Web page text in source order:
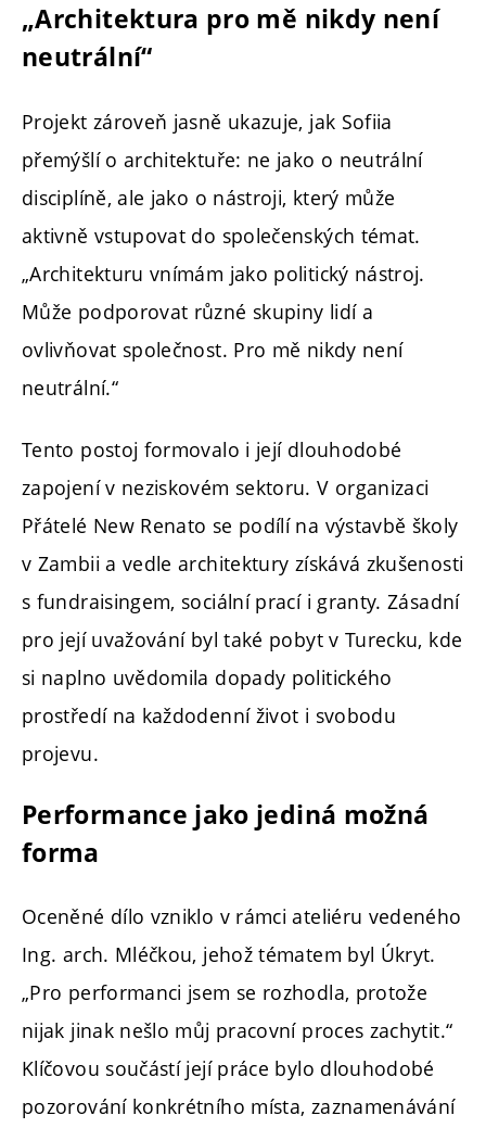
„Architektura pro mě nikdy není
neutrální“
Projekt zároveň jasně ukazuje, jak Sofiia
přemýšlí o architektuře: ne jako o neutrální
disciplíně, ale jako o nástroji, který může
aktivně vstupovat do společenských témat.
„Architekturu vnímám jako politický nástroj.
Může podporovat různé skupiny lidí a
ovlivňovat společnost. Pro mě nikdy není
neutrální.“
Tento postoj formovalo i její dlouhodobé
zapojení v neziskovém sektoru. V organizaci
Přátelé New Renato se podílí na výstavbě školy
v Zambii a vedle architektury získává zkušenosti
s fundraisingem, sociální prací i granty. Zásadní
pro její uvažování byl také pobyt v Turecku, kde
si naplno uvědomila dopady politického
prostředí na každodenní život i svobodu
projevu.
Performance jako jediná možná
forma
Oceněné dílo vzniklo v rámci ateliéru vedeného
Ing. arch. Mléčkou, jehož tématem byl Úkryt.
„Pro performanci jsem se rozhodla, protože
nijak jinak nešlo můj pracovní proces zachytit.“
Klíčovou součástí její práce bylo dlouhodobé
pozorování konkrétního místa, zaznamenávání